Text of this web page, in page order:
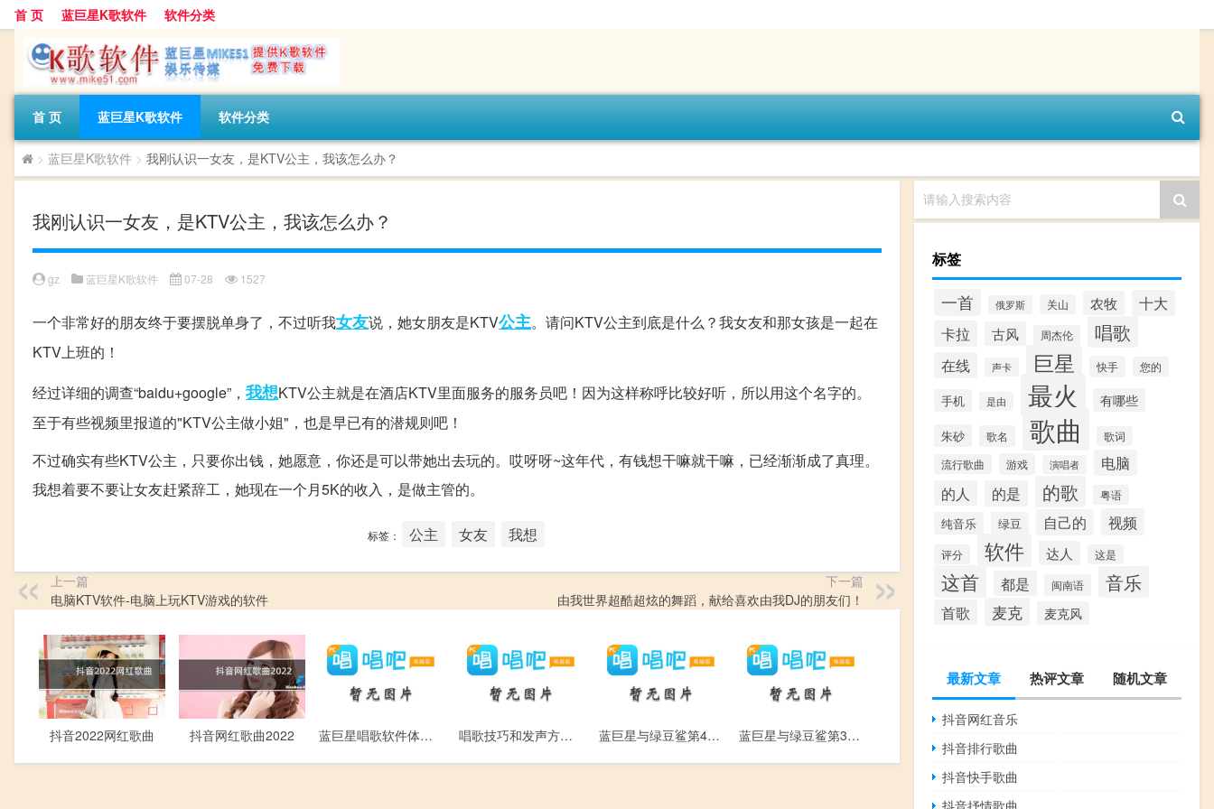
首 页 蓝巨星K歌软件 软件分类
首 页 蓝巨星K歌软件 软件分类
> 蓝巨星K歌软件 > 我刚认识一女友，是KTV公主，我该怎么办？
我刚认识一女友，是KTV公主，我该怎么办？
gz 蓝巨星K歌软件 07-28 1527
一个非常好的朋友终于要摆脱单身了，不过听我女友说，她女朋友是KTV公主。请问KTV公主到底是什么？我女友和那女孩是一起在
KTV上班的！
经过详细的调查“baidu+google”， 我想KTV公主就是在酒店KTV里面服务的服务员吧！因为这样称呼比较好听，所以用这个名字的。
至于有些视频里报道的"KTV公主做小姐"，也是早已有的潜规则吧！
不过确实有些KTV公主，只要你出钱，她愿意，你还是可以带她出去玩的。哎呀呀~这年代，有钱想干嘛就干嘛，已经渐渐成了真理。
我想着要不要让女友赶紧辞工，她现在一个月5K的收入，是做主管的。
标签： 公主 女友 我想
上一篇
电脑KTV软件-电脑上玩KTV游戏的软件
下一篇
由我世界超酷超炫的舞蹈，献给喜欢由我DJ的朋友们！
抖音2022网红歌曲 抖音网红歌曲2022 蓝巨星唱歌软件体验网上K歌软件“麦霸” 唱歌技巧和发声方法基本篇-跟软件学唱歌 蓝巨星与绿豆鲨第4集-妮妮的力量 蓝巨星与绿豆鲨第3集-抱抱绿豆鲨
请输入搜索内容
标签
一首 俄罗斯 关山 农牧
十大
卡拉
古风 周杰伦 唱歌
在线 声卡 巨星 快手 您的
手机 是由 最火 有哪些
朱砂 歌名 歌曲
歌词
流行歌曲
游戏 演唱者 电脑
的人 的是 的歌 粤语
纯音乐 绿豆 自己的 视频
评分 软件 达人 这是
这首 都是 闽南语 音乐
首歌 麦克 麦克风
最新文章 热评文章 随机文章
抖音网红音乐
抖音排行歌曲
抖音快手歌曲
抖音抒情歌曲